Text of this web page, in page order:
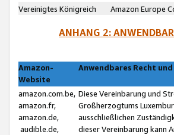
Vereinigtes Königreich
Amazon Europe
ANHANG 2:
Amazon-
Website
Anwendbares Recht
amazon.com.be,
amazon.fr,
amazon.de,
audible.de,
Diese Vereinbarung und
Großherzogtums
ausschließlichen
dieser Vereinbarung kann